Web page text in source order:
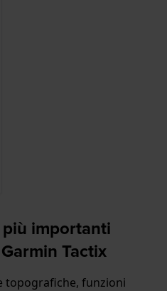
importanti
Tactix
topografiche, funzioni